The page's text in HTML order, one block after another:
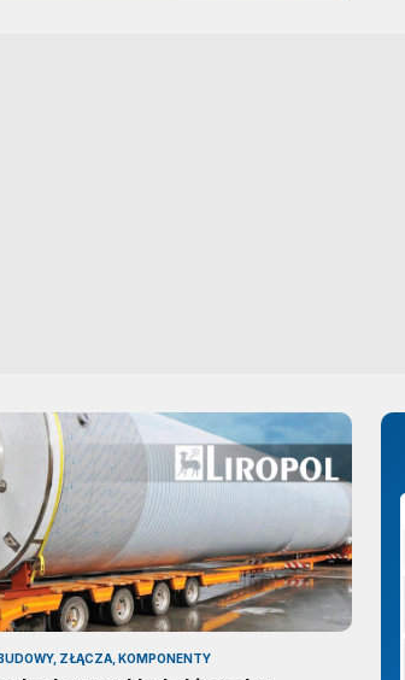
ZŁĄCZA, KOMPONENTY